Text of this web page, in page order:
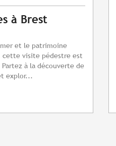
à Brest
mer et le patrimoine
cette visite pédestre est
à la découverte de
explor...